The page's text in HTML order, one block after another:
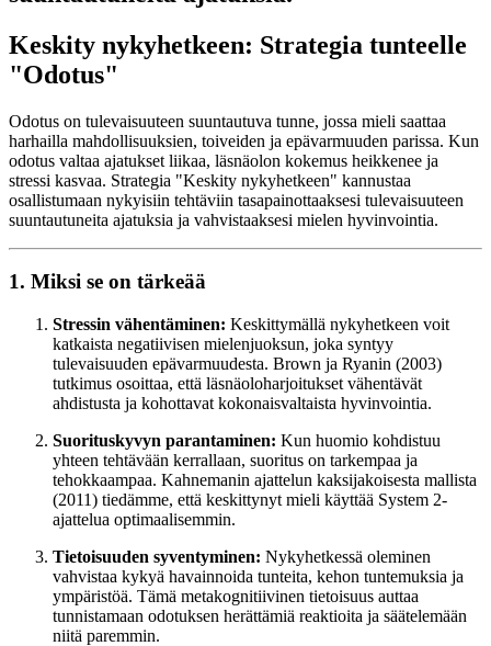
Keskity nykyhetkeen: Strategia tunteelle
"Odotus"
Odotus on tulevaisuuteen suuntautuva tunne, jossa mieli saattaa
harhailla mahdollisuuksien, toiveiden ja epävarmuuden parissa. Kun
odotus valtaa ajatukset liikaa, läsnäolon kokemus heikkenee ja
stressi kasvaa. Strategia "Keskity nykyhetkeen" kannustaa
osallistumaan nykyisiin tehtäviin tasapainottaaksesi tulevaisuuteen
suuntautuneita ajatuksia ja vahvistaaksesi mielen hyvinvointia.
1. Miksi se on tärkeää
Stressin vähentäminen: Keskittymällä nykyhetkeen voit
katkaista negatiivisen mielenjuoksun, joka syntyy
tulevaisuuden epävarmuudesta. Brown ja Ryanin (2003)
tutkimus osoittaa, että läsnäoloharjoitukset vähentävät
ahdistusta ja kohottavat kokonaisvaltaista hyvinvointia.
Suorituskyvyn parantaminen: Kun huomio kohdistuu
yhteen tehtävään kerrallaan, suoritus on tarkempaa ja
tehokkaampaa. Kahnemanin ajattelun kaksijakoisesta mallista
(2011) tiedämme, että keskittynyt mieli käyttää System 2-
ajattelua optimaalisemmin.
Tietoisuuden syventyminen: Nykyhetkessä oleminen
vahvistaa kykyä havainnoida tunteita, kehon tuntemuksia ja
ympäristöä. Tämä metakognitiivinen tietoisuus auttaa
tunnistamaan odotuksen herättämiä reaktioita ja säätelemään
niitä paremmin.